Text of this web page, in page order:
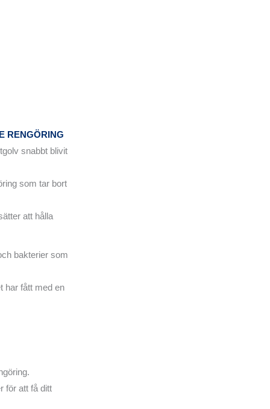
RENGÖRING
snabbt blivit
som tar bort
att hålla
bakterier som
har fått med en
för att få ditt